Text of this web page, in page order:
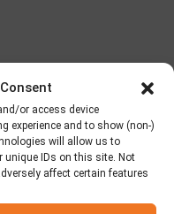
or access device
experience and to show (non-)
will allow us to
unique IDs on this site. Not
affect certain features